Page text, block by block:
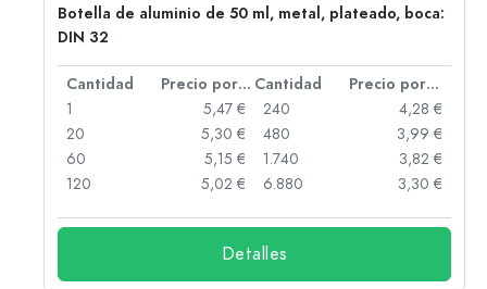
Botella de aluminio de 50 ml, metal, plateado, boca:
DIN 32
Cantidad Precio por unidad Cantidad
Precio por unidad
1
5,47 €
20
5,30 €
60
5,15 €
120
5,02 €
240
4,28 €
480
3,99 €
1.740
3,82 €
6.880
3,30 €
Detalles